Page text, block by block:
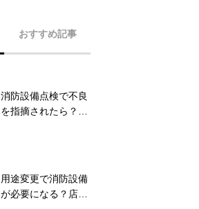
おすすめ記事
消防設備点検で不良
を指摘されたら？是
用途変更で消防設備
が必要になる？店
飲食店での消防設備
設置基準
消火器の種類